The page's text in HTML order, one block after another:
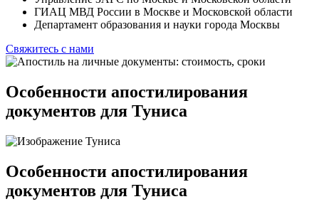
ГИАЦ МВД России в Москве и Московской области
Департамент образования и науки города Москвы
Свяжитесь с нами
Особенности апостилирования
документов для Туниса
Особенности апостилирования
документов для Туниса